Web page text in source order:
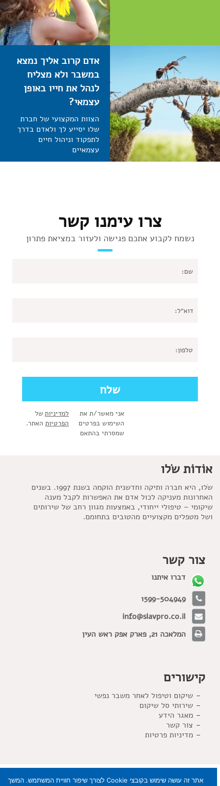
אדם קרוב אליך נמצא
במשבר ולא מצליח
לנהל את חייו באופן
עצמאי?
הצוות המקצועי של חברת
שלו יסייע לך ולאדם בדרך
לתפקוד וניהול חיים
עצמאיים
צרו עימנו קשר
נשמח לקבוע אתכם פגישה ולעזור במציאת פתרון
אני מאשר/ת את
השימוש בפרטים
שמסרתי בהתאם
למדיניות
הפרטיות
של
האתר.
אוֹדוֹת שׂלו
שׂלו, היא חברה ותיקה וחדשנית הוקמה בשנת 1997. בשנים
האחרונות מעניקה לכול אדם את האפשרות לקבל מענה
שיקומי – טיפולי ייחודי, באמצעות מגוון רחב של שירותים
ושל מטפלים מקצועיים מהטובים בתחומם.
צור קשר
דברו איתנו
1599-504949
info@slavpro.co.il
המלאכה 21, פארק אפק ראש העין
קישורים
שיקום וטיפול לאחר משבר נפשי
שירותי סל שיקום
מאגר הידע
צור קשר
מדיניות פרטיות
אתר זה עושה שימוש בקובצי Cookie לצורך שיפור חוויית המשתמש. המשך